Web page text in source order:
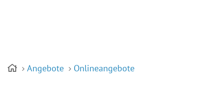
Angebote Onlineangebote